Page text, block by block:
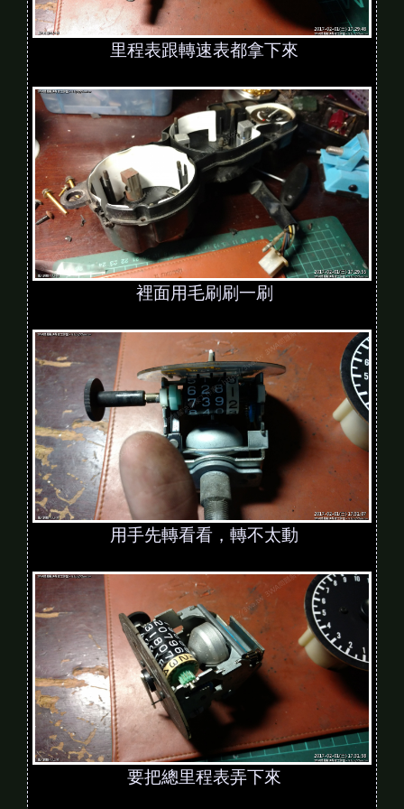
里程表跟轉速表都拿下來
裡面用毛刷刷一刷
用手先轉看看，轉不太動
要把總里程表弄下來